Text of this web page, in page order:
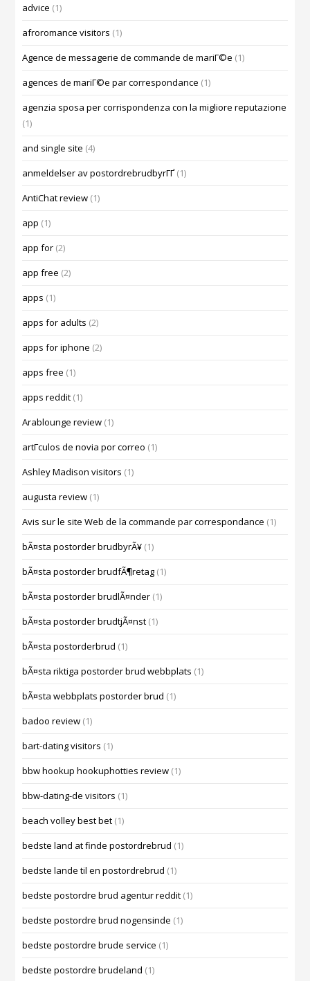
advice (1)
afroromance visitors (1)
Agence de messagerie de commande de mariГ©e (1)
agences de mariГ©e par correspondance (1)
agenzia sposa per corrispondenza con la migliore reputazione
(1)
and single site (4)
anmeldelser av postordrebrudbyrГҐ (1)
AntiChat review (1)
app (1)
app for (2)
app free (2)
apps (1)
apps for adults (2)
apps for iphone (2)
apps free (1)
apps reddit (1)
Arablounge review (1)
artГ­culos de novia por correo (1)
Ashley Madison visitors (1)
augusta review (1)
Avis sur le site Web de la commande par correspondance (1)
bÃ¤sta postorder brudbyrÃ¥ (1)
bÃ¤sta postorder brudfÃ¶retag (1)
bÃ¤sta postorder brudlÃ¤nder (1)
bÃ¤sta postorder brudtjÃ¤nst (1)
bÃ¤sta postorderbrud (1)
bÃ¤sta riktiga postorder brud webbplats (1)
bÃ¤sta webbplats postorder brud (1)
badoo review (1)
bart-dating visitors (1)
bbw hookup hookuphotties review (1)
bbw-dating-de visitors (1)
beach volley best bet (1)
bedste land at finde postordrebrud (1)
bedste lande til en postordrebrud (1)
bedste postordre brud agentur reddit (1)
bedste postordre brud nogensinde (1)
bedste postordre brude service (1)
bedste postordre brudeland (1)